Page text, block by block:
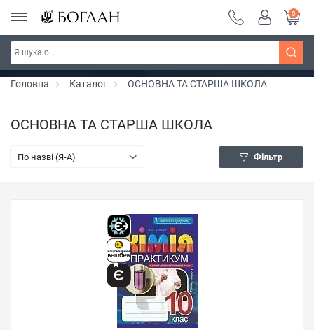
РОЗПРОДАЖ ~ 150 грн ~ 200 грн ~ 250 грн ~
300 грн ~ РОЗПРОДАЖ
Дізнатись більше
0
Головна Каталог ОСНОВНА ТА СТАРША ШКОЛА
ОСНОВНА ТА СТАРША ШКОЛА
По назві (Я-А) Фільтр